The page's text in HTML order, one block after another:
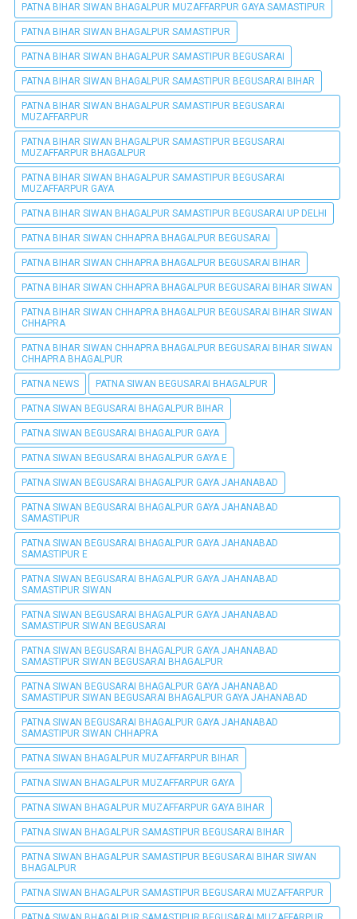
PATNA BIHAR SIWAN BHAGALPUR MUZAFFARPUR GAYA SAMASTIPUR
PATNA BIHAR SIWAN BHAGALPUR SAMASTIPUR
PATNA BIHAR SIWAN BHAGALPUR SAMASTIPUR BEGUSARAI
PATNA BIHAR SIWAN BHAGALPUR SAMASTIPUR BEGUSARAI BIHAR
PATNA BIHAR SIWAN BHAGALPUR SAMASTIPUR BEGUSARAI
MUZAFFARPUR
PATNA BIHAR SIWAN BHAGALPUR SAMASTIPUR BEGUSARAI
MUZAFFARPUR BHAGALPUR
PATNA BIHAR SIWAN BHAGALPUR SAMASTIPUR BEGUSARAI
MUZAFFARPUR GAYA
PATNA BIHAR SIWAN BHAGALPUR SAMASTIPUR BEGUSARAI UP DELHI
PATNA BIHAR SIWAN CHHAPRA BHAGALPUR BEGUSARAI
PATNA BIHAR SIWAN CHHAPRA BHAGALPUR BEGUSARAI BIHAR
PATNA BIHAR SIWAN CHHAPRA BHAGALPUR BEGUSARAI BIHAR SIWAN
PATNA BIHAR SIWAN CHHAPRA BHAGALPUR BEGUSARAI BIHAR SIWAN
CHHAPRA
PATNA BIHAR SIWAN CHHAPRA BHAGALPUR BEGUSARAI BIHAR SIWAN
CHHAPRA BHAGALPUR
PATNA NEWS PATNA SIWAN BEGUSARAI BHAGALPUR
PATNA SIWAN BEGUSARAI BHAGALPUR BIHAR
PATNA SIWAN BEGUSARAI BHAGALPUR GAYA
PATNA SIWAN BEGUSARAI BHAGALPUR GAYA E
PATNA SIWAN BEGUSARAI BHAGALPUR GAYA JAHANABAD
PATNA SIWAN BEGUSARAI BHAGALPUR GAYA JAHANABAD
SAMASTIPUR
PATNA SIWAN BEGUSARAI BHAGALPUR GAYA JAHANABAD
SAMASTIPUR E
PATNA SIWAN BEGUSARAI BHAGALPUR GAYA JAHANABAD
SAMASTIPUR SIWAN
PATNA SIWAN BEGUSARAI BHAGALPUR GAYA JAHANABAD
SAMASTIPUR SIWAN BEGUSARAI
PATNA SIWAN BEGUSARAI BHAGALPUR GAYA JAHANABAD
SAMASTIPUR SIWAN BEGUSARAI BHAGALPUR
PATNA SIWAN BEGUSARAI BHAGALPUR GAYA JAHANABAD
SAMASTIPUR SIWAN BEGUSARAI BHAGALPUR GAYA JAHANABAD
PATNA SIWAN BEGUSARAI BHAGALPUR GAYA JAHANABAD
SAMASTIPUR SIWAN CHHAPRA
PATNA SIWAN BHAGALPUR MUZAFFARPUR BIHAR
PATNA SIWAN BHAGALPUR MUZAFFARPUR GAYA
PATNA SIWAN BHAGALPUR MUZAFFARPUR GAYA BIHAR
PATNA SIWAN BHAGALPUR SAMASTIPUR BEGUSARAI BIHAR
PATNA SIWAN BHAGALPUR SAMASTIPUR BEGUSARAI BIHAR SIWAN
BHAGALPUR
PATNA SIWAN BHAGALPUR SAMASTIPUR BEGUSARAI MUZAFFARPUR